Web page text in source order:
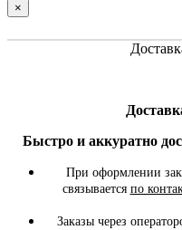
×
Быстро и аккуратно
При оформлении
связывается по
Заказы через